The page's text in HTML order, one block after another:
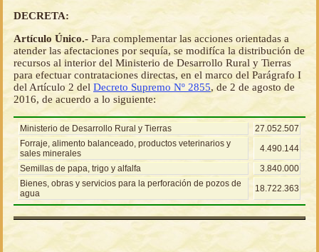
DECRETA:
Artículo Único.- Para complementar las acciones orientadas a
atender las afectaciones por sequía, se modifíca la distribución de
recursos al interior del Ministerio de Desarrollo Rural y Tierras
para efectuar contrataciones directas, en el marco del Parágrafo I
del Artículo 2 del Decreto Supremo Nº 2855, de 2 de agosto de
2016, de acuerdo a lo siguiente:
Ministerio de Desarrollo Rural y Tierras
27.052.507
Forraje, alimento balanceado, productos veterinarios y
sales minerales
4.490.144
Semillas de papa, trigo y alfalfa
3.840.000
Bienes, obras y servicios para la perforación de pozos de
agua
18.722.363